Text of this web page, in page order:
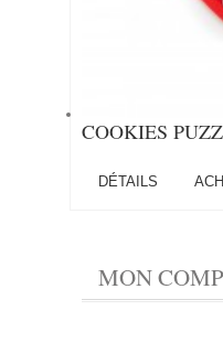
COOKIES
DÉTAILS
MON